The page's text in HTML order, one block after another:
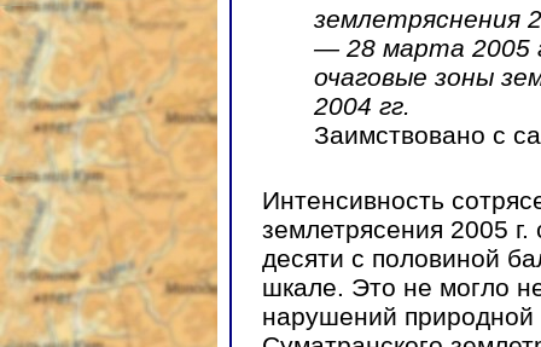
землетряснения
— 28 марта 2005
очаговые зоны
2004 гг.
Заимствовано с
Интенсивность
землетрясения 2005 г.
десяти с половиной
шкале. Это не могло
нарушений природной